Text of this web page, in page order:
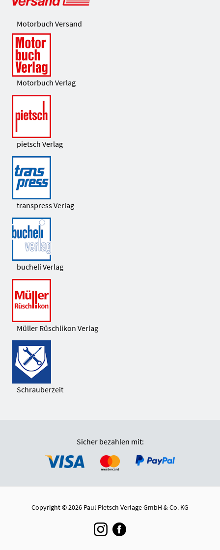
Motorbuch Versand
Motorbuch Verlag
pietsch Verlag
transpress Verlag
bucheli Verlag
Müller Rüschlikon Verlag
Schrauberzeit
Sicher bezahlen mit:
Copyright © 2026 Paul Pietsch Verlage GmbH & Co. KG